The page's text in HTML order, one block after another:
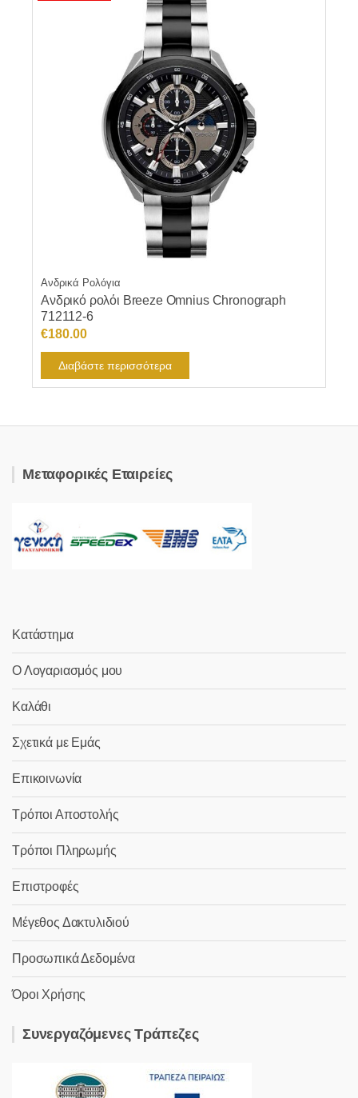
Ανδρικά Ρολόγια
Ανδρικό ρολόι Breeze Omnius Chronograph
712112-6
€180.00
Διαβάστε περισσότερα
Μεταφορικές Εταιρείες
Κατάστημα
Ο Λογαριασμός μου
Καλάθι
Σχετικά με Εμάς
Επικοινωνία
Τρόποι Αποστολής
Τρόποι Πληρωμής
Επιστροφές
Μέγεθος Δακτυλιδιού
Προσωπικά Δεδομένα
Όροι Χρήσης
Συνεργαζόμενες Τράπεζες